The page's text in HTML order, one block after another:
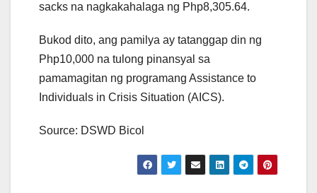
sacks na nagkakahalaga ng Php8,305.64.
Bukod dito, ang pamilya ay tatanggap din ng
Php10,000 na tulong pinansyal sa
pamamagitan ng programang Assistance to
Individuals in Crisis Situation (AICS).
Source: DSWD Bicol